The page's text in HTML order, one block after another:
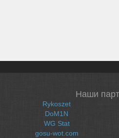
Наши
Rykoszet
DoM1N
WG Stat
gosu-wot.com